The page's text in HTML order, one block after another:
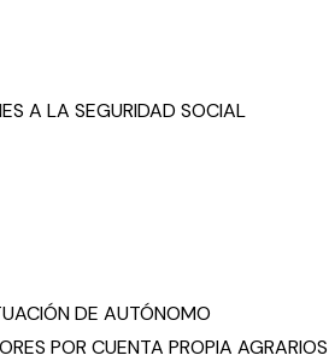
A LA SEGURIDAD SOCIAL
DE AUTÓNOMO
POR CUENTA PROPIA AGRARIOS